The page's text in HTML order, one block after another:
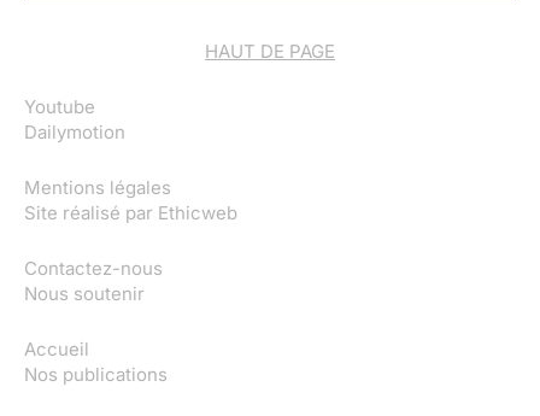
HAUT DE PAGE
Youtube
Dailymotion
Mentions légales
Site réalisé par Ethicweb
Contactez-nous
Nous soutenir
Accueil
Nos publications